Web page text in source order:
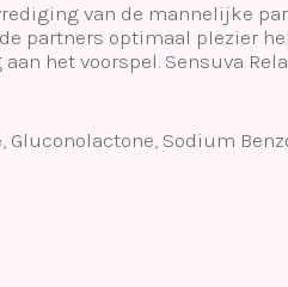
van de mannelijke
partners optimaal plezier
het voorspel. Sensuva
Gluconolactone, Sodium